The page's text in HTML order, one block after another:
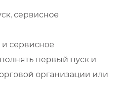
сервисное
сервисное
первый пуск и
организации или